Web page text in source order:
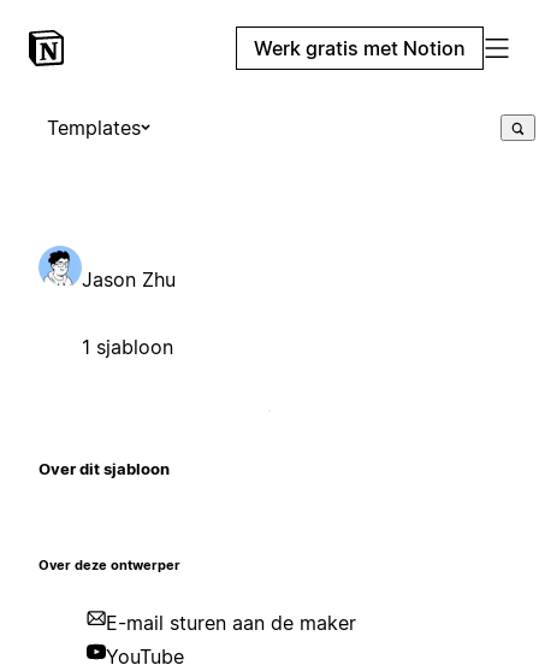
Werk gratis met Notion
Templates
Jason Zhu
1 sjabloon
Over dit sjabloon
Over deze ontwerper
E-mail sturen aan de maker
YouTube